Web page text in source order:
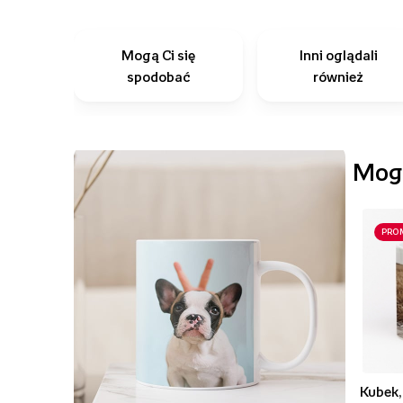
Mogą Ci się
spodobać
Inni oglądali
również